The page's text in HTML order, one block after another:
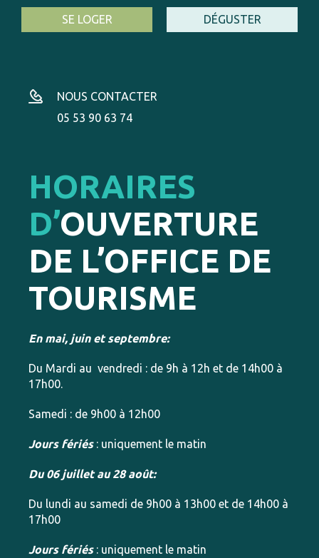
SE LOGER DÉGUSTER
NOUS CONTACTER
05 53 90 63 74
HORAIRES
D’OUVERTURE
DE L’OFFICE DE
TOURISME
En mai, juin et septembre:
Du Mardi au vendredi : de 9h à 12h et de 14h00 à
17h00.
Samedi : de 9h00 à 12h00
Jours fériés: uniquement le matin
Du 06 juillet au 28 août:
Du lundi au samedi de 9h00 à 13h00 et de 14h00 à
17h00
Jours fériés: uniquement le matin